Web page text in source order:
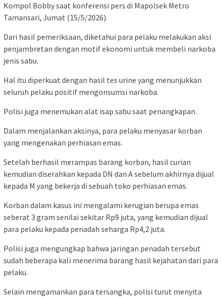
Kompol Bobby saat konferensi pers di Mapolsek Metro
Tamansari, Jumat (15/5/2026).
Dari hasil pemeriksaan, diketahui para pelaku melakukan aksi
penjambretan dengan motif ekonomi untuk membeli narkoba
jenis sabu.
Hal itu diperkuat dengan hasil tes urine yang menunjukkan
seluruh pelaku positif mengonsumsi narkoba.
Polisi juga menemukan alat isap sabu saat penangkapan.
Dalam menjalankan aksinya, para pelaku menyasar korban
yang mengenakan perhiasan emas.
Setelah berhasil merampas barang korban, hasil curian
kemudian diserahkan kepada DN dan A sebelum akhirnya dijual
kepada M yang bekerja di sebuah toko perhiasan emas.
Korban dalam kasus ini mengalami kerugian berupa emas
seberat 3 gram senilai sekitar Rp9 juta, yang kemudian dijual
para pelaku kepada penadah seharga Rp4,2 juta.
Polisi juga mengungkap bahwa jaringan penadah tersebut
sudah beberapa kali menerima barang hasil kejahatan dari para
pelaku.
Selain mengamankan para tersangka, polisi turut menyita